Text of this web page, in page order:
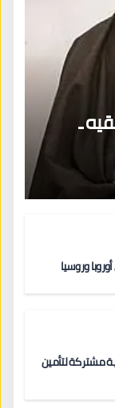
ـ
وروسيا
مشتركة لتأمين